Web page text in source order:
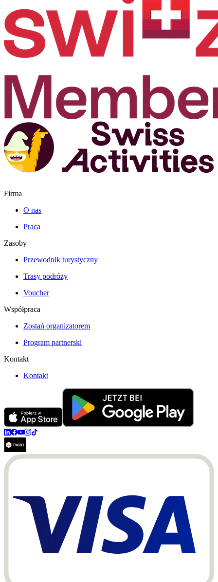
Firma
O nas
Praca
Zasoby
Przewodnik turystyczny
Trasy podróży
Voucher
Współpraca
Zostań organizatorem
Program partnerski
Kontakt
Kontakt